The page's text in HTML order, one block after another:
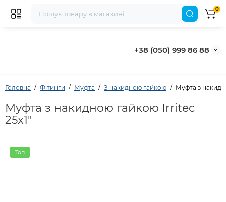
+38 (050) 999 86 88
0
Головна Фітинги Муфта З накидною гайкою Муфта з
Муфта з накидною гайкою Irritec
25x1"
Топ